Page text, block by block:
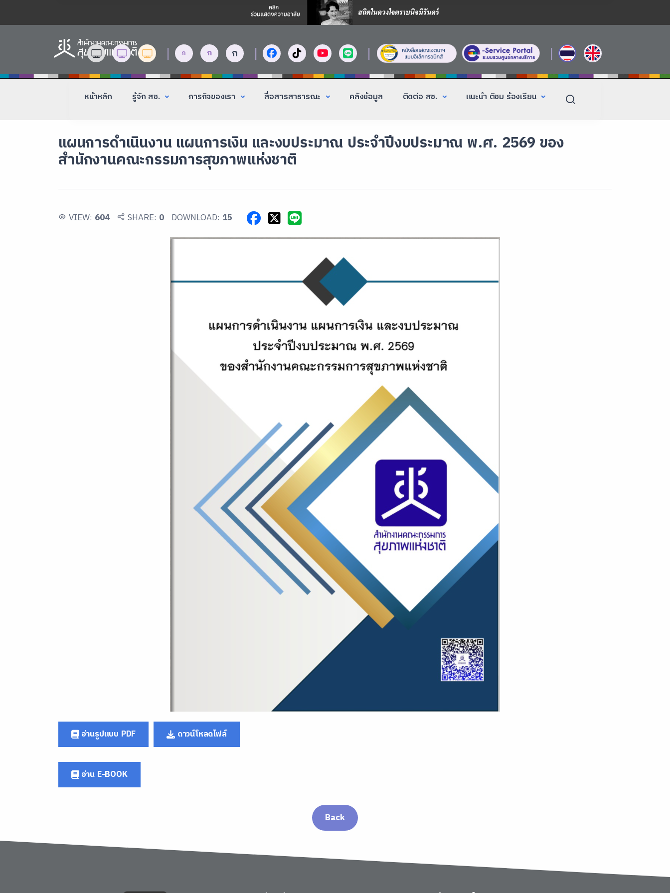
| ก ก ก | | |
หน้าหลัก รู้จัก สช. ภารกิจของเรา สื่อสารสาธารณะ คลังข้อมูล ติดต่อ สช. แนะนำ ติชม ร้องเรียน
แผนการดำเนินงาน แผนการเงิน และงบประมาณ ประจำปีงบประมาณ พ.ศ. 2569 ของ
สำนักงานคณะกรรมการสุขภาพแห่งชาติ
VIEW: 604 SHARE: 0 DOWNLOAD: 15
อ่านรูปแบบ PDF ดาวน์โหลดไฟล์
อ่าน E-BOOK
Back